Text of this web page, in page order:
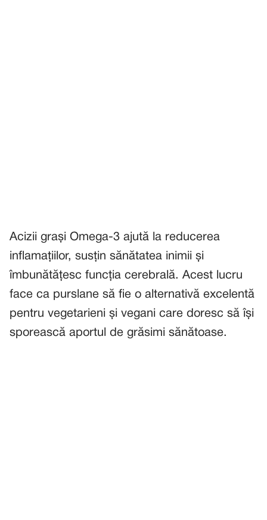
Acizii grași Omega-3 ajută la reducerea
inflamațiilor, susțin sănătatea inimii și
îmbunătățesc funcția cerebrală. Acest lucru
face ca purslane să fie o alternativă excelentă
pentru vegetarieni și vegani care doresc să își
sporească aportul de grăsimi sănătoase.